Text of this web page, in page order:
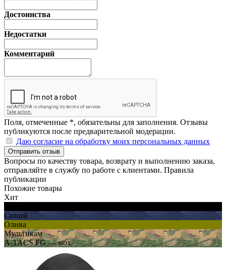
Достоинства
Недостатки
Комментарий
Поля, отмеченные *, обязательны для заполнения. Отзывы
публикуются после предварительной модерации.
Даю согласие на обработку моих персональных данных
Отправить отзыв
Вопросы по качеству товара, возврату и выполнению заказа,
отправляйте в службу по работе с клиентами. Правила
публикации
Похожие товары
Хит
Синий
Олива
Мультикам
A-TACS FG — мох